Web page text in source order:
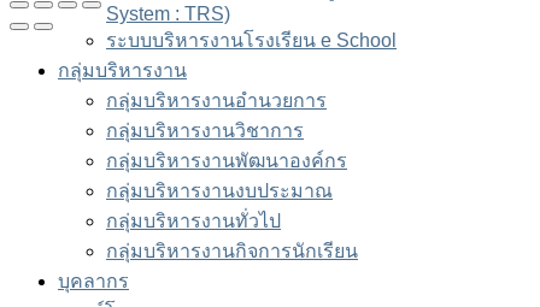
System : TRS)
ระบบบริหารงานโรงเรียน e School
กลุ่มบริหารงาน
กลุ่มบริหารงานอำนวยการ
กลุ่มบริหารงานวิชาการ
กลุ่มบริหารงานพัฒนาองค์กร
กลุ่มบริหารงานงบประมาณ
กลุ่มบริหารงานทั่วไป
กลุ่มบริหารงานกิจการนักเรียน
บุคลากร